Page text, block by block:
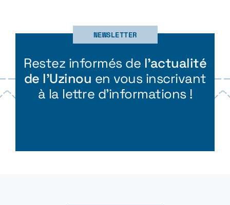
NEWSLETTER
Restez informés de l’actualité
de l’Uzinou en vous inscrivant
à la lettre d’informations !